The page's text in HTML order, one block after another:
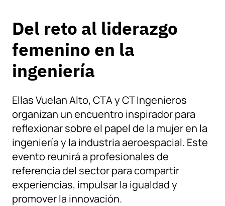
Del reto al liderazgo
femenino en la
ingeniería
Ellas Vuelan Alto, CTA y CT Ingenieros
organizan un encuentro inspirador para
reflexionar sobre el papel de la mujer en la
ingeniería y la industria aeroespacial. Este
evento reunirá a profesionales de
referencia del sector para compartir
experiencias, impulsar la igualdad y
promover la innovación.